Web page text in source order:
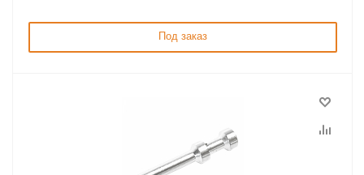
Под заказ